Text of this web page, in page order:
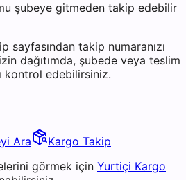
şubeye gitmeden takip edebilir
sayfasından takip numaranızı
dağıtımda, şubede veya teslim
kontrol edebilirsiniz.
Ara
Kargo Takip
görmek için Yurtiçi Kargo